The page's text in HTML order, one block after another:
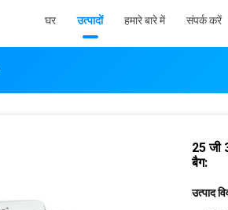
घर उत्पादों हमारे बारे में संपर्क करें
25 जी
बैग:
उत्पाद